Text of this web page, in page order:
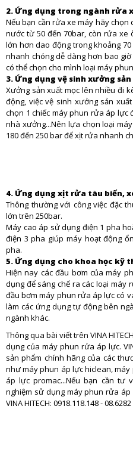
2. Ứng dụng trong ngành rửa
Nếu bạn cần rửa xe máy hãy
nước từ 50 đến 70bar, còn rửa xe
lớn hơn dao động trong khoảng
nhanh chóng dễ dàng hơn bao
có thể chọn cho mình loại máy
3. Ứng dụng vệ sinh xưởng
Xưởng sản xuất mọc lên nhiều đi
động, việc vệ sinh xưởng sản
chọn 1 chiếc máy phun rửa áp lực
nhà xưởng...Nên lựa chọn loại
180 đến 250 bar để xịt rửa nhanh
4. Ứng dụng xịt rửa tàu biển,
Thông thường với công việc đặc
lớn trên 250bar.
Máy cao áp sử dụng điện 1 pha
điện 3 pha giúp máy hoạt động
pha.
5. Ứng dụng cho khoa học kỹ
Hiện nay các đầu bơm của máy
dụng để sáng chế ra các loại máy
đầu bơm máy phun rửa áp lực có
làm các ứng dụng tự động bên
ngành khác.
Thông qua bài viết trên VINA
dụng của máy phun rửa áp lực.
sản phẩm chính hãng của các
như máy phun áp lực hiclean,
áp lực promac...Nếu bạn cần tư
nghiệm sử dụng máy phun rửa
VINA HITECH: 0918.118.148 -